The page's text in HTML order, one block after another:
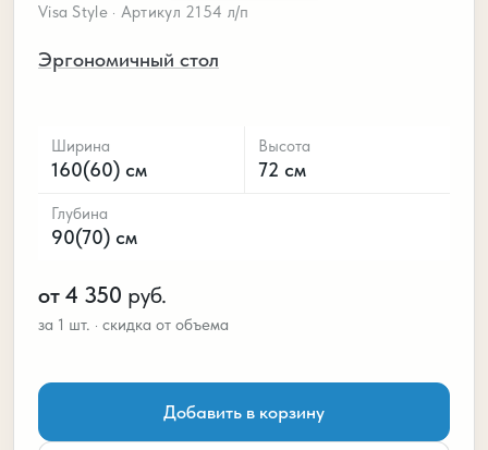
Visa Style · Артикул 2154 л/п
Эргономичный стол
Ширина
160(60) см
Высота
72 см
Глубина
90(70) см
от 4 350 руб.
Добавить в корзину